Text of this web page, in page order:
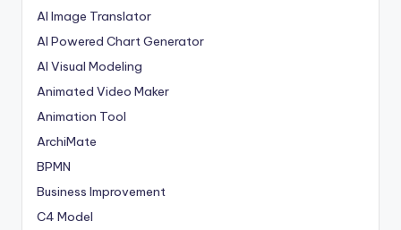
AI Image Translator
AI Powered Chart Generator
AI Visual Modeling
Animated Video Maker
Animation Tool
ArchiMate
BPMN
Business Improvement
C4 Model